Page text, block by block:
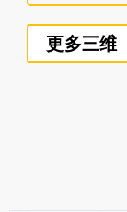
更多三维